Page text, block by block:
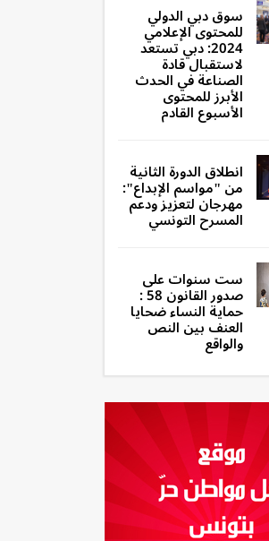
سوق دبي الدولي
للمحتوى الإعلامي
2024: دبي تستعد
لاستقبال قادة
الصناعة في الحدث
الأبرز للمحتوى
الأسبوع القادم
انطلاق الدورة الثانية
من "مواسم الإبداع":
مهرجان لتعزيز ودعم
المسرح التونسي
ست سنوات على
صدور القانون 58 :
حماية النساء ضحايا
العنف بين النص
والواقع